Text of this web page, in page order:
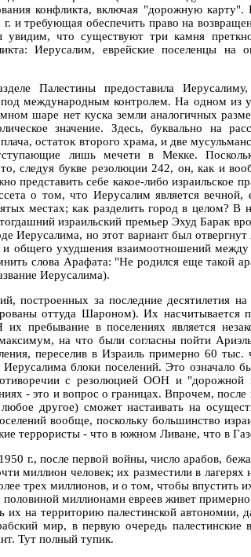
конфликта, включая "дорожную
и требующая обеспечить право на
что существуют три камня
Иерусалим, еврейские поселенцы на
Палестины предоставила Иерусалиму,
международным контролем. На одном из
шаре нет куска земли аналогичных
значение. Здесь, буквально на
остаток второго храма, и две
лишь мечети в Мекке.
следуя букве резолюции 242, он, как и
представить себе какое-либо израильское
о том, что Иерусалим является
местах; как разделить город в целом?
израильский премьер Эхуд Барак
Иерусалима, но этот вариант был
общего ухудшения взаимоотношений между
слова Арафата: "Не родился еще такой
Иерусалима).
построенных за последние десятилетия
оттуда Шароном). Их насчитывается
пребывание в поселениях является
на что были согласны пойти
переселив в Израиль примерно 60 тыс.
блоки поселений. Это означало
с резолюцией ООН и "дорожной
- это и вопрос о границах. Впрочем, после
другое) сможет настаивать на
вообще, поскольку большинство
террористы - что в южном Ливане, что в
г., после первой войны, число арабов,
миллион человек; их разместили в лагерях
трех миллионов, и о том, чтобы впустить
миллионами евреев живет
их на территорию палестинской автономии,
мир, в первую очередь палестинские
Тут полный тупик.